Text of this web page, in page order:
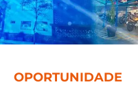
OPORTUNIDADE